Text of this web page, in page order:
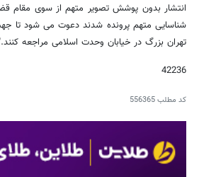
انتشار بدون پوشش تصویر متهم از سوی مقام
شناسایی متهم پرونده شدند دعوت می شود تا
تهران بزرگ در خیابان وحدت اسلامی مراجعه
42236
کد مطلب556365